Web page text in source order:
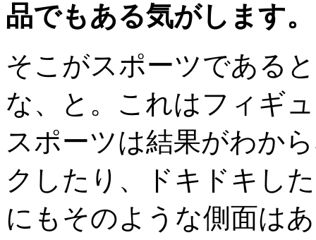
品でもある気がします。
そこがスポーツである
な、と。これはフィギ
スポーツは結果がわか
クしたり、ドキドキし
にもそのような側面は